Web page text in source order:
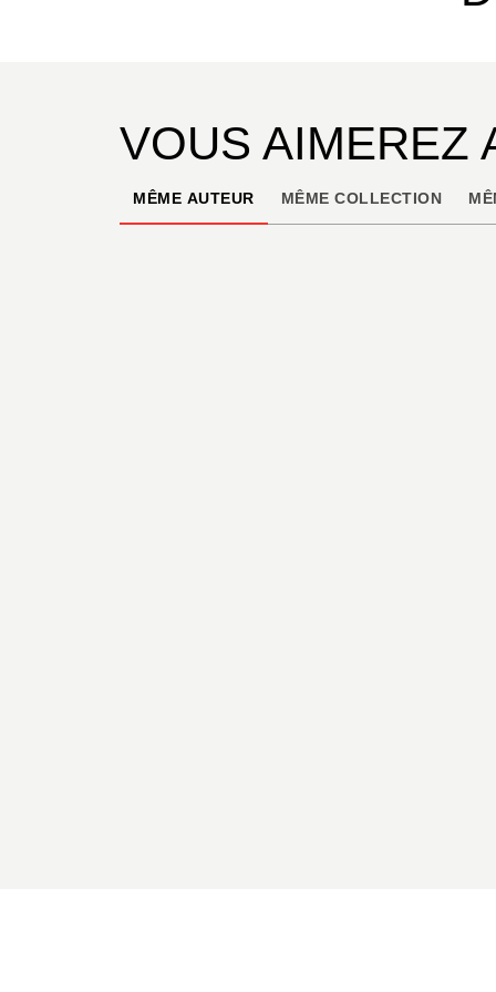
VOUS AIMEREZ
MÊME AUTEUR MÊME COLLECTION